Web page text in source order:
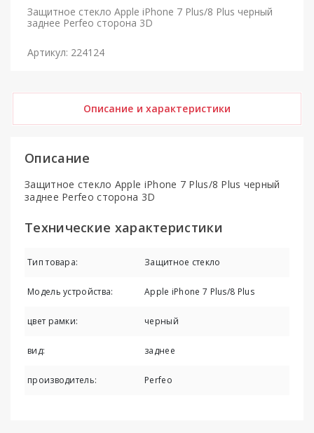
Защитное стекло Apple iPhone 7 Plus/8 Plus черный
заднее Perfeo сторона 3D
Артикул: 224124
Описание и характеристики
Описание
Защитное стекло Apple iPhone 7 Plus/8 Plus черный
заднее Perfeo сторона 3D
Технические характеристики
Тип товара: Защитное стекло
Модель устройства: Apple iPhone 7 Plus/8 Plus
цвет рамки: черный
вид: заднее
производитель: Perfeo